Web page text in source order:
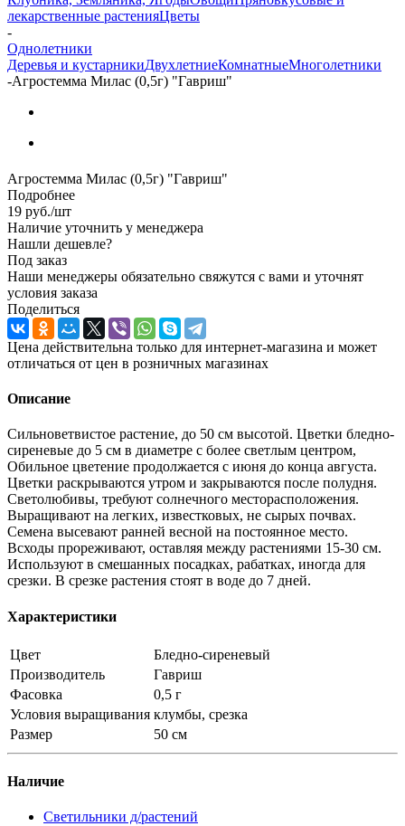
лекарственные растенияЦветы
-
Однолетники
Деревья и кустарникиДвухлетниеКомнатныеМноголетники
-Агростемма Милас (0,5г) "Гавриш"
Агростемма Милас (0,5г) "Гавриш"
Подробнее
19 руб./шт
Наличие уточнить у менеджера
Нашли дешевле?
Под заказ
Наши менеджеры обязательно свяжутся с вами и уточнят
условия заказа
Поделиться
Цена действительна только для интернет-магазина и может
отличаться от цен в розничных магазинах
Описание
Сильноветвистое растение, до 50 см высотой. Цветки бледно-
сиреневые до 5 см в диаметре с более светлым центром,
Обильное цветение продолжается с июня до конца августа.
Цветки раскрываются утром и закрываются после полудня.
Светолюбивы, требуют солнечного месторасположения.
Выращивают на легких, известковых, не сырых почвах.
Семена высевают ранней весной на постоянное место.
Всходы прореживают, оставляя между растениями 15-30 см.
Используют в смешанных посадках, рабатках, иногда для
срезки. В срезке растения стоят в воде до 7 дней.
Характеристики
Цвет
Бледно-сиреневый
Производитель
Гавриш
Фасовка
0,5 г
Условия выращивания клумбы, срезка
Размер
50 см
Наличие
Светильники д/растений